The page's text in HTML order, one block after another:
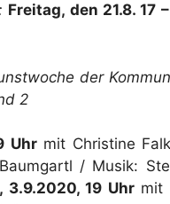
Freitag, den 21.8. 17
der
2
Uhrmit Christine
/ Musik:
3.9.2020, 19 Uhrmit